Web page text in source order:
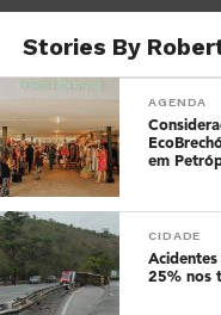
Stories By
AGENDA
em
CIDADE
25% nos